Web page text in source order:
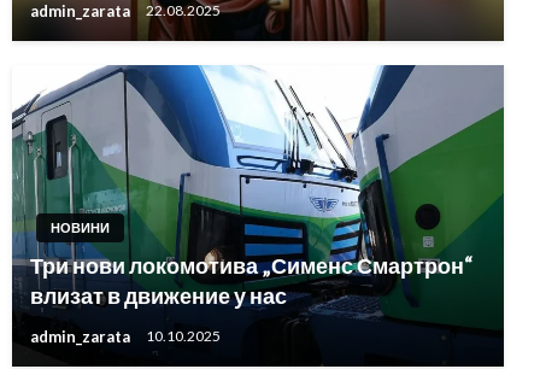
admin_zarata 22.08.2025
НОВИНИ
Три нови локомотива „Сименс Смартрон“
влизат в движение у нас
admin_zarata 10.10.2025